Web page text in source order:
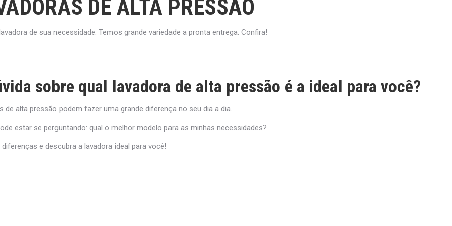
DE ALTA PRESSÃO
de sua necessidade. Temos grande variedade a pronta entrega. Confira!
sobre qual lavadora de alta pressão é a ideal para você?
de alta pressão podem fazer uma grande diferença no seu dia a dia.
estar se perguntando: qual o melhor modelo para as minhas necessidades?
e descubra a lavadora ideal para você!